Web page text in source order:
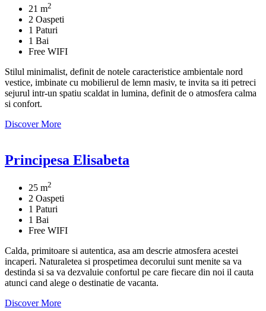
21 m2
2 Oaspeti
1 Paturi
1 Bai
Free WIFI
Stilul minimalist, definit de notele caracteristice ambientale nord
vestice, imbinate cu mobilierul de lemn masiv, te invita sa iti petreci
sejurul intr-un spatiu scaldat in lumina, definit de o atmosfera calma
si confort.
Discover More
Principesa Elisabeta
25 m2
2 Oaspeti
1 Paturi
1 Bai
Free WIFI
Calda, primitoare si autentica, asa am descrie atmosfera acestei
incaperi. Naturaletea si prospetimea decorului sunt menite sa va
destinda si sa va dezvaluie confortul pe care fiecare din noi il cauta
atunci cand alege o destinatie de vacanta.
Discover More